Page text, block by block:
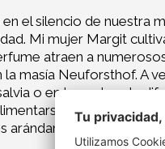
el silencio de nuestra
Mi mujer Margit
atraen a
la masía Neuforsthof. A
o en los setos de
de las